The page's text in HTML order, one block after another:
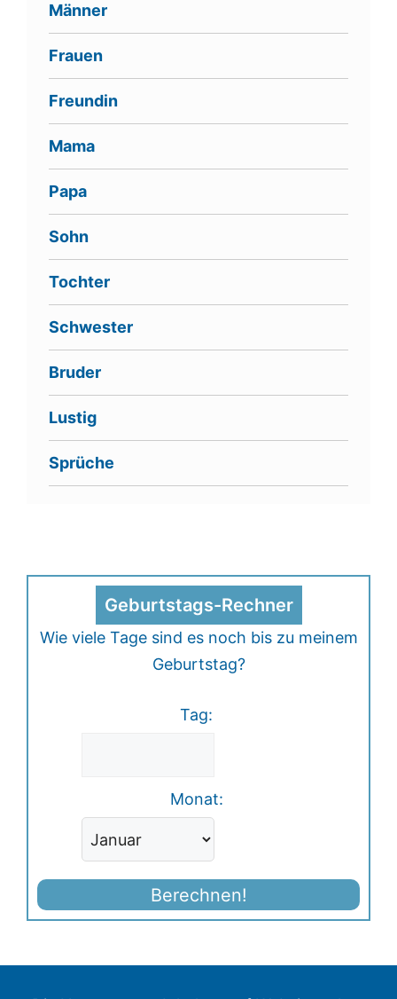
Männer
Frauen
Freundin
Mama
Papa
Sohn
Tochter
Schwester
Bruder
Lustig
Sprüche
Geburtstags-Rechner
Wie viele Tage sind es noch bis zu meinem
Geburtstag?
Tag:
Monat:
Berechnen!